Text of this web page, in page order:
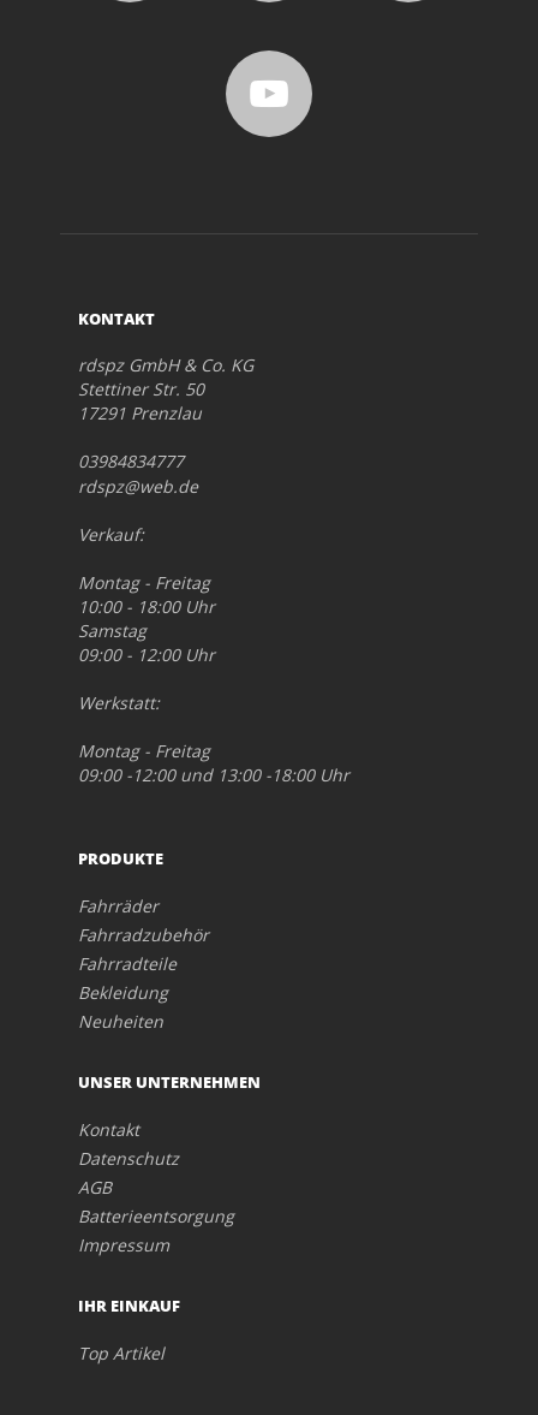
KONTAKT
rdspz GmbH & Co. KG
Stettiner Str. 50
17291 Prenzlau
03984834777
rdspz@web.de
Verkauf:
Montag - Freitag
10:00 - 18:00 Uhr
Samstag
09:00 - 12:00 Uhr
Werkstatt:
Montag - Freitag
09:00 -12:00 und 13:00 -18:00 Uhr
PRODUKTE
Fahrräder
Fahrradzubehör
Fahrradteile
Bekleidung
Neuheiten
UNSER UNTERNEHMEN
Kontakt
Datenschutz
AGB
Batterieentsorgung
Impressum
IHR EINKAUF
Top Artikel